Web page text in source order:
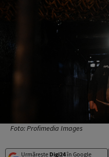
Foto: Profimedia Images
Urmărește Digi24în Google